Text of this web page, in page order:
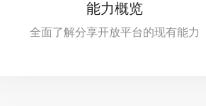
能力概览
全面了解分享开放平台的现有能力